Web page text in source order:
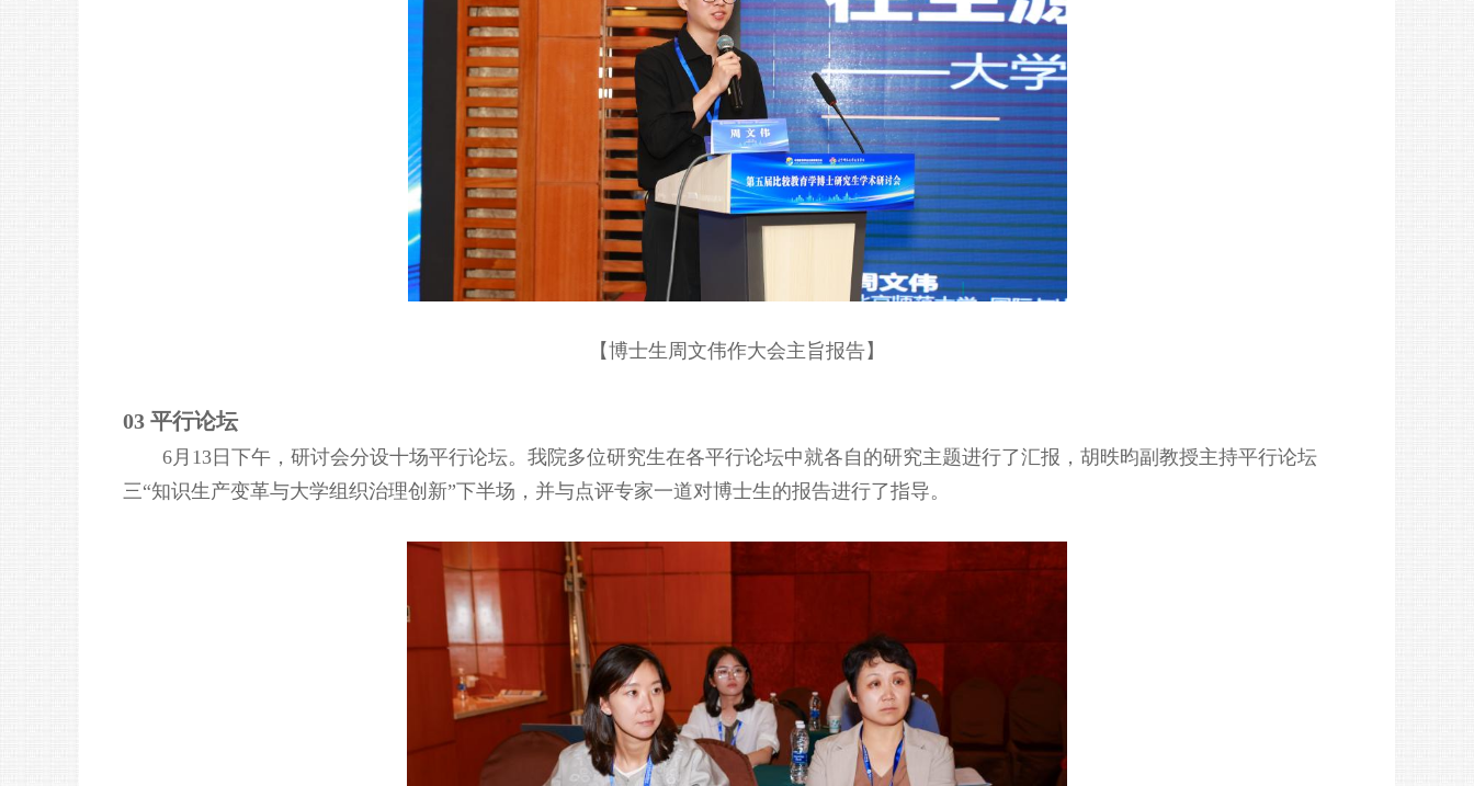
【博士生周文伟作大会主旨报告】
03 平行论坛
6月13日下午，研讨会分设十场平行论坛。我院多位研究生在各平行论坛中就各自的研究主题进行了汇报，胡昳昀副教授主持平行论坛
三“知识生产变革与大学组织治理创新”下半场，并与点评专家一道对博士生的报告进行了指导。